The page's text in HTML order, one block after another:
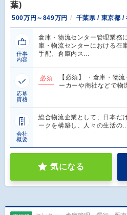
葉)
500万円～849万円 千葉県 / 東京都 /
仕事
内容
倉庫・物流センター管理業務
庫・物流センターにおける在
手配、倉庫内ス…
応募
資格
必須
【必須】 ・倉庫・物
ーカーや商社などで物
会社
概要
総合物流企業として、日本だ
ークを構築し、人々の生活の
気になる